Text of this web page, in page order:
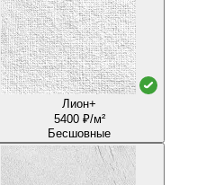
Лион+
5400 ₽/м²
Бесшовные